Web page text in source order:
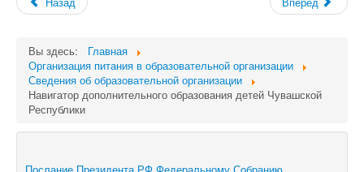
Вы здесь:
Главная
Организация питания в образовательной организации
Сведения об образовательной организации
Навигатор дополнительного образования детей Чувашской
Республики